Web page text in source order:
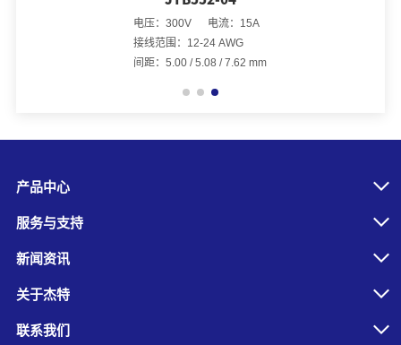
电压：300V 电流：15A
接线范围：12-24 AWG
间距：5.00 / 5.08 / 7.62 mm
产品中心
服务与支持
新闻资讯
关于杰特
联系我们